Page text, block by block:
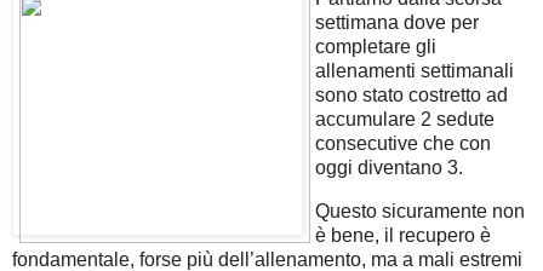
settimana dove per
completare gli
allenamenti settimanali
sono stato costretto ad
accumulare 2 sedute
consecutive che con
oggi diventano 3.
Questo sicuramente non
è bene, il recupero è
fondamentale, forse più dell’allenamento, ma a mali estremi